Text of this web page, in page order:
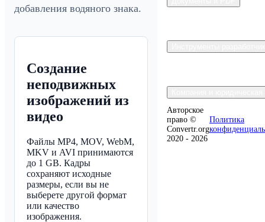
добавления водяного знака.
Создание
неподвижных
изображений из
видео
Файлы MP4, MOV, WebM,
MKV и AVI принимаются
до 1 GB. Кадры
сохраняют исходные
размеры, если вы не
выберете другой формат
или качество
изображения.
Авторское
право ©
Convertr.org
2020 - 2026
Политика